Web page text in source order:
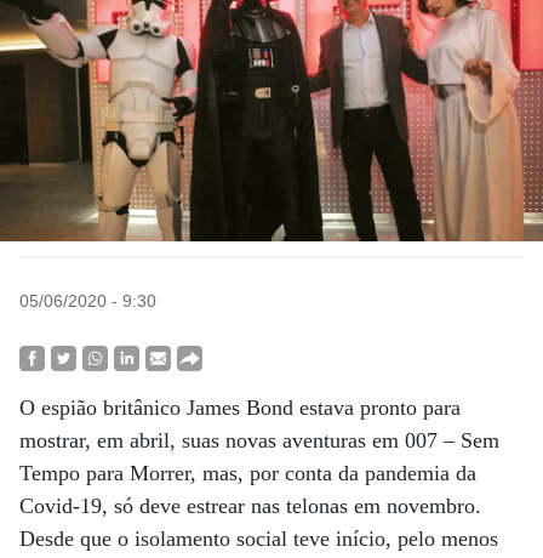
05/06/2020 - 9:30
O espião britânico James Bond estava pronto para
mostrar, em abril, suas novas aventuras em 007 – Sem
Tempo para Morrer, mas, por conta da pandemia da
Covid-19, só deve estrear nas telonas em novembro.
Desde que o isolamento social teve início, pelo menos